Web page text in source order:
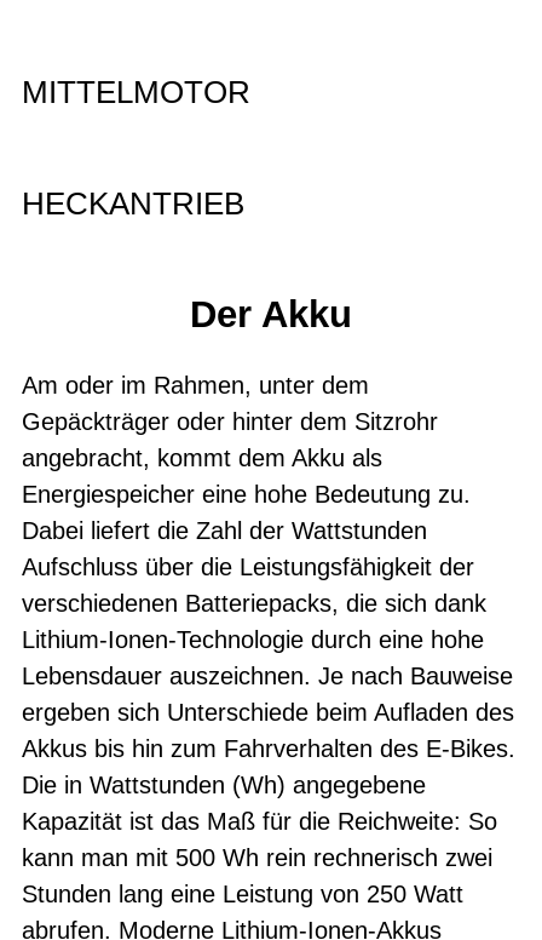
MITTELMOTOR
HECKANTRIEB
Der Akku
Am oder im Rahmen, unter dem
Gepäckträger oder hinter dem Sitzrohr
angebracht, kommt dem Akku als
Energiespeicher eine hohe Bedeutung zu.
Dabei liefert die Zahl der Wattstunden
Aufschluss über die Leistungsfähigkeit der
verschiedenen Batteriepacks, die sich dank
Lithium-Ionen-Technologie durch eine hohe
Lebensdauer auszeichnen. Je nach Bauweise
ergeben sich Unterschiede beim Aufladen des
Akkus bis hin zum Fahrverhalten des E-Bikes.
Die in Wattstunden (Wh) angegebene
Kapazität ist das Maß für die Reichweite: So
kann man mit 500 Wh rein rechnerisch zwei
Stunden lang eine Leistung von 250 Watt
abrufen. Moderne Lithium-Ionen-Akkus